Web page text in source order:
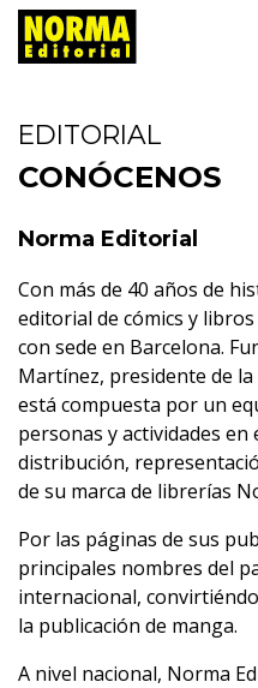
EDITORIAL
CONÓCENOS
Norma Editorial
Con más de 40 años de
editorial de cómics y
con sede en Barcelona.
Martínez, presidente de
está compuesta por un
personas y actividades en
distribución,
de su marca de librerías
Por las páginas de sus
principales nombres del
internacional,
la publicación de manga.
A nivel nacional, Norma